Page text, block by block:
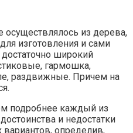
осуществлялось из дерева,
изготовления и сами
широкий
гармошка,
раздвижные. Причем на
подробнее каждый из
и недостатки
вариантов, определив,